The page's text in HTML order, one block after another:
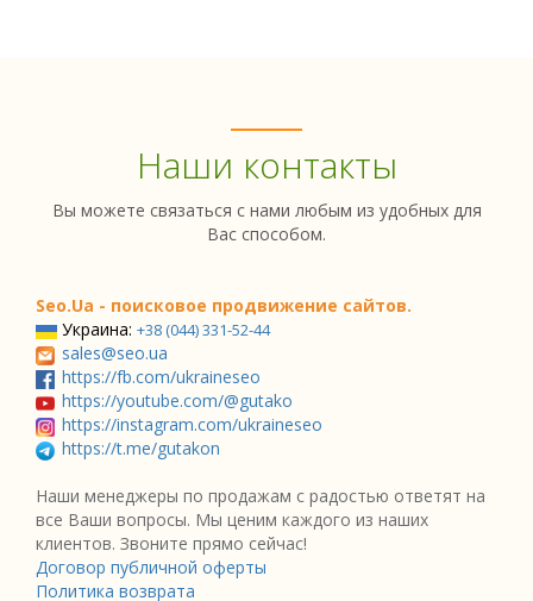
Наши контакты
Вы можете связаться с нами любым из удобных для
Вас способом.
Seo.Ua - поисковое продвижение сайтов.
Украина: +38 (044) 331-52-44
sales@seo.ua
https://fb.com/ukraineseo
https://youtube.com/@gutako
https://instagram.com/ukraineseo
https://t.me/gutakon
Наши менеджеры по продажам с радостью ответят на
все Ваши вопросы. Мы ценим каждого из наших
клиентов. Звоните прямо сейчас!
Договор публичной оферты
Политика возврата